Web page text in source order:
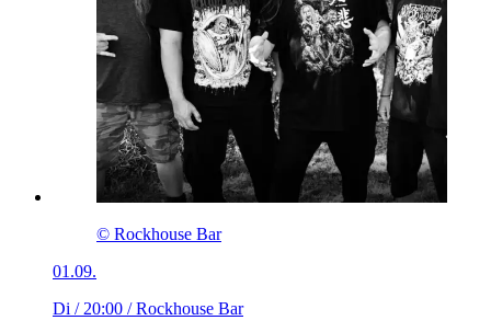
© Rockhouse Bar
01.09.
Di / 20:00 / Rockhouse Bar